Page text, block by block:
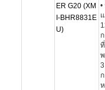
ER G20 (XM
I-BHR8831E
U)